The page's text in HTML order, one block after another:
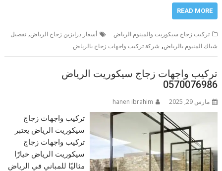
READ MORE
تركيب زجاج سيكوريت والمينوم الرياض أسعار درابزين زجاج الرياض,تفصيل
شباك المنيوم بالرياض, شركة تركيب واجهات زجاج بالرياض
تركيب واجهات زجاج سيكوريت الرياض
0570076986
مارس 29, 2025 hanen ibrahim
تركيب واجهات زجاج
سيكوريت الرياض يعتبر
تركيب واجهات زجاج
سيكوريت الرياض خيارًا
مثاليًا للمباني في الرياض